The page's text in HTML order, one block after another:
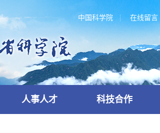
中国科学院 在线留言
人事人才 科技合作